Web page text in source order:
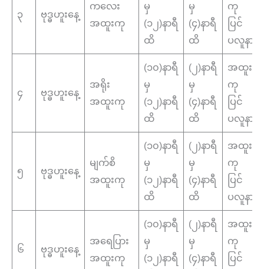
၃ ဗုဒ္ဓဟူးနေ့
ကလေး
အထူးကု
မှ
(၁၂)နာရီ
ထိ
မှ
(၄)နာရီ
ထိ
ကု
ပြင်
ပလူနာ
၄ ဗုဒ္ဓဟူးနေ့
အရိုး
အထူးကု
(၁၀)နာရီ
မှ
(၁၂)နာရီ
ထိ
(၂)နာရီ
မှ
(၄)နာရီ
ထိ
အထူး
ကု
ပြင်
ပလူနာ
၅ ဗုဒ္ဓဟူးနေ့
မျက်စိ
အထူးကု
(၁၀)နာရီ
မှ
(၁၂)နာရီ
ထိ
(၂)နာရီ
မှ
(၄)နာရီ
ထိ
အထူး
ကု
ပြင်
ပလူနာ
၆ ဗုဒ္ဓဟူးနေ့
အရေပြား
အထူးကု
(၁၀)နာရီ
မှ
(၁၂)နာရီ
(၂)နာရီ
မှ
(၄)နာရီ
အထူး
ကု
ပြင်